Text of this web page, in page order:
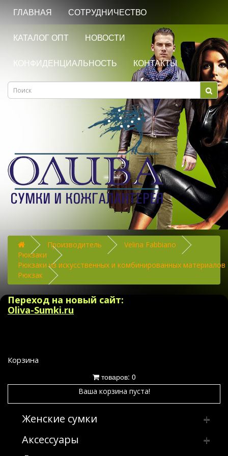
ГЛАВНАЯ СОТРУДНИЧЕСТВО
КАТАЛОГ ОПТ НОВОСТИ
КОНФИДЕНЦИАЛЬНОСТЬ КОНТАКТЫ
Производитель
Velina Fabbiano
Рюкзаки
Рюкзаки из искусственных и комбинированных материалов
Рюкзак
Переход на новый сайт:
Oliva-Sumki.ru
Корзина
товаров: 0
Ваша корзина пуста!
Женские сумки
Клатчи
Аксессуары